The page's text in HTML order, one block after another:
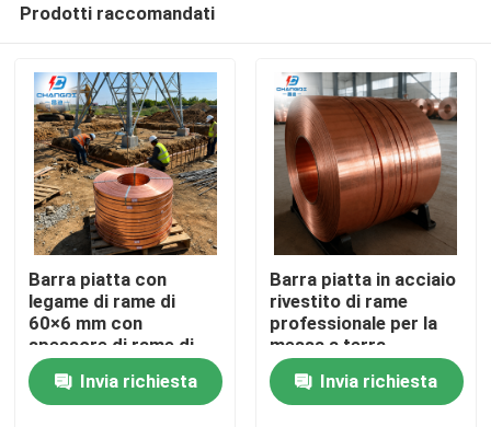
Casa
Prodotti
Prodotti raccomandati
Barra piatta con
legame di rame di
60×6 mm con
spessore di rame di
250 μm
Invia richiesta
Barra piatta in acciaio
rivestito di rame
professionale per la
messa a terra
industriale
Invia richiesta